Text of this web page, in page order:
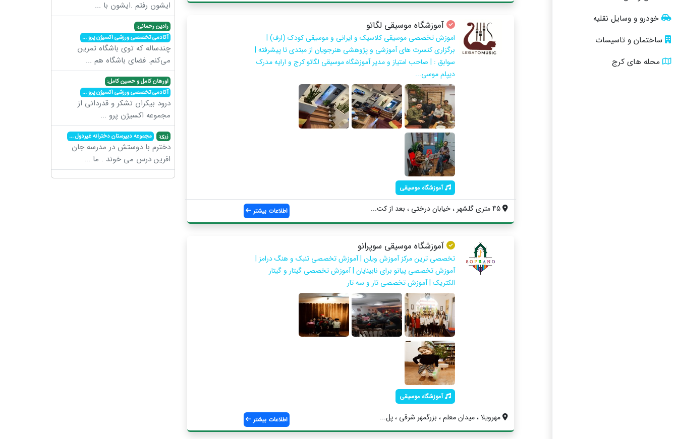
خودرو و وسایل نقلیه
ساختمان و تاسیسات
محله های کرج
آموزشگاه موسیقی لگاتو
اموزش تخصصي موسيقي كلاسيك و ايراني و موسيقي كودك (ارف) |
برگزاری کنسرت های آموزشی و پژوهشی هنرجویان از مبتدی تا پیشرفته |
سوابق : | صاحب امتیاز و مدیر آموزشگاه موسیقی لگاتو کرج و ارایه مدرک
دیپلم موسی...
آموزشگاه موسیقی
اطلاعات بیشتر
آموزشگاه موسیقی سوپرانو
تخصصی ترین مرکز آموزش ویلن | آموزش تخصصی تنبک و هنگ درامز |
آموزش تخصصی پیانو برای نابینایان | آموزش تخصصی گیتار و گیتار
الکتریک | آموزش تخصصی تار و سه تار
آموزشگاه موسیقی
مهرویلا ، میدان معلم ، بزرگمهر شرقی ، پل... اطلاعات بیشتر
ایشون رفتم .ایشون با ...
رادین رحمانی:
آکادمی تخصصی ورزشی اکسیژن پرو...
چندساله که توی باشگاه تمرین
می‌کنم. فضای باشگاه هم ...
اورهان کامل و حسین کامل:
آکادمی تخصصی ورزشی اکسیژن پرو...
درود بیکران تشکر و قدردانی از
مجموعه اکسیژن پرو ...
زری: مجموعه دبیرستان دخترانه غیردول...
دخترم با دوستش در مدرسه جان
افرین درس می خوند . ما ...